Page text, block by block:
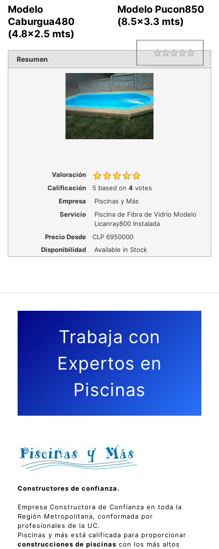
Modelo
Caburgua480
(4.8×2.5 mts)
Modelo Pucon850
(8.5×3.3 mts)
Resumen Rating
Valoración
Calificación
5 based on4 votes
Empresa
Piscinas y Más
Servicio
Piscina de Fibra de Vidrio Modelo
Licanray800 Instalada
Precio Desde
CLP 6950000
Disponibilidad
Available in Stock
Trabaja con
Expertos en
Piscinas
Constructores de confianza.
Empresa Constructora de Confianza en toda la
Región Metropolitana, conformada por
profesionales de la UC.
Piscinas y más está calificada para proporcionar
construcciones de piscinas con los más altos